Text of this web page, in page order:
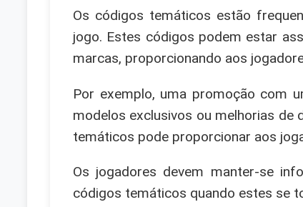
Os códigos temáticos estão
jogo. Estes códigos podem estar
marcas, proporcionando aos
Por exemplo, uma promoção com
modelos exclusivos ou melhorias
temáticos pode proporcionar aos
Os jogadores devem manter-se
códigos temáticos quando estes se